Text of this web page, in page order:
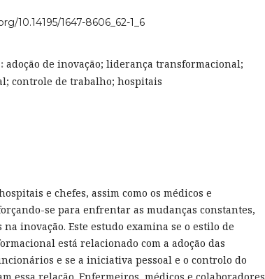
10.14195/1647-8606_62-1_6
adoção de inovação; liderança transformacional;
controle de trabalho; hospitais
e chefes, assim como os médicos e
se para enfrentar as mudanças constantes,
inovação. Este estudo examina se o estilo de
está relacionado com a adoção das
e se a iniciativa pessoal e o controlo do